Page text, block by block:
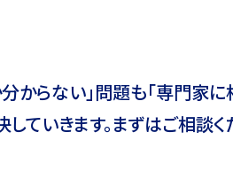
からない」問題も「専門家
していきます。まずはご相談く